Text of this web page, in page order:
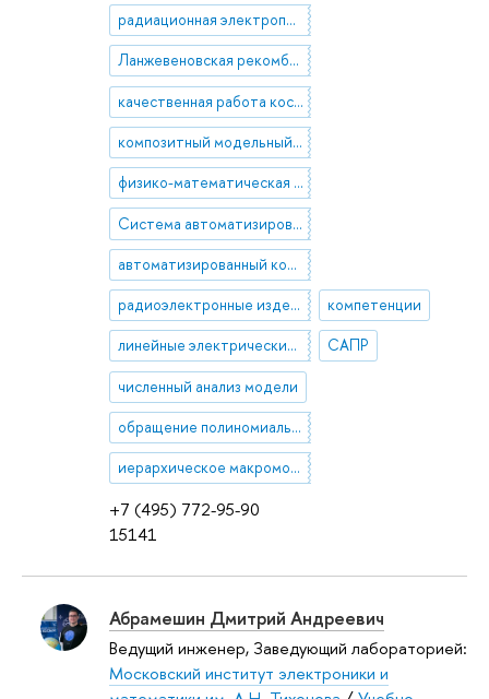
+7 (495) 772-95-90
15141
радиационная электропроводность
Ланжевеновская рекомбинация
качественная работа космических аппаратов
композитный модельный диэлектрик
физико-математическая модель явления
Система автоматизированного контроля
автоматизированный контроль
радиоэлектронные изделия компетенции
линейные электрические эквивалентные схемы САПР
численный анализ модели
обращение полиномиальной матрицы высокой степени
иерархическое макромоделирование
Абрамешин Дмитрий Андреевич
Ведущий инженер, Заведующий лабораторией:
Московский институт электроники и